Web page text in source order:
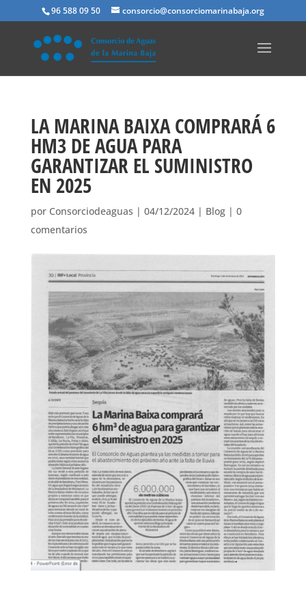
96 588 09 50 consorcio@consorciomarinabaja.org
LA MARINA BAIXA COMPRARÁ 6
HM3 DE AGUA PARA
GARANTIZAR EL SUMINISTRO
EN 2025
por Consorciodeaguas | 04/12/2024| Blog| 0
comentarios